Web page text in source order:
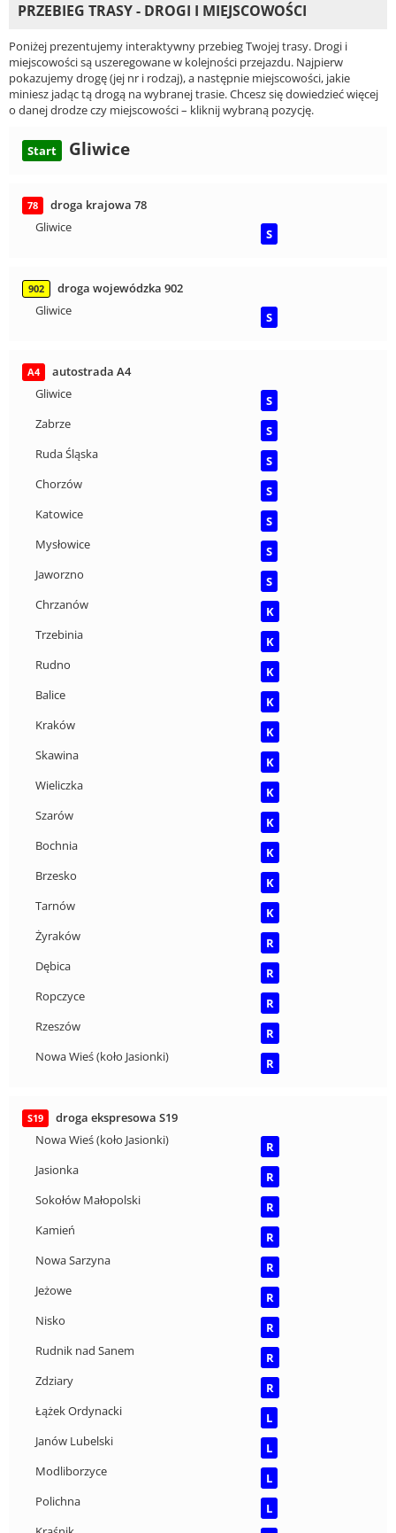
PRZEBIEG TRASY - DROGI I MIEJSCOWOŚCI
Poniżej prezentujemy interaktywny przebieg Twojej trasy. Drogi i
miejscowości są uszeregowane w kolejności przejazdu. Najpierw
pokazujemy drogę (jej nr i rodzaj), a następnie miejscowości, jakie
miniesz jadąc tą drogą na wybranej trasie. Chcesz się dowiedzieć więcej
o danej drodze czy miejscowości – kliknij wybraną pozycję.
Start Gliwice
78
droga krajowa 78
Gliwice
S
902
droga wojewódzka 902
Gliwice
S
A4
autostrada A4
Gliwice
S
Zabrze
S
Ruda Śląska
S
Chorzów
S
Katowice
S
Mysłowice
S
Jaworzno
S
Chrzanów
K
Trzebinia
K
Rudno
K
Balice
K
Kraków
K
Skawina
K
Wieliczka
K
Szarów
K
Bochnia
K
Brzesko
K
Tarnów
K
Żyraków
R
Dębica
R
Ropczyce
R
Rzeszów
R
Nowa Wieś (koło Jasionki)
R
S19
droga ekspresowa S19
Nowa Wieś (koło Jasionki)
R
Jasionka
R
Sokołów Małopolski
R
Kamień
R
Nowa Sarzyna
R
Jeżowe
R
Nisko
R
Rudnik nad Sanem
R
Zdziary
R
Łążek Ordynacki
L
Janów Lubelski
L
Modliborzyce
L
Polichna
L